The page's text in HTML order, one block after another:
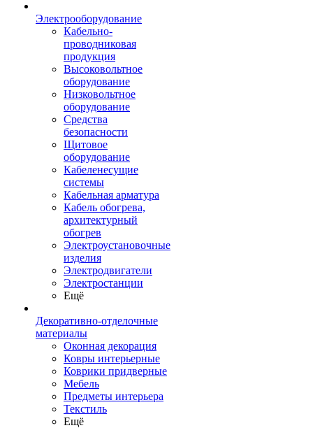
Электрооборудование
Кабельно-
проводниковая
продукция
Высоковольтное
оборудование
Низковольтное
оборудование
Средства
безопасности
Щитовое
оборудование
Кабеленесущие
системы
Кабельная арматура
Кабель обогрева,
архитектурный
обогрев
Электроустановочные
изделия
Электродвигатели
Электростанции
Ещё
Декоративно-отделочные
материалы
Оконная декорация
Ковры интерьерные
Коврики придверные
Мебель
Предметы интерьера
Текстиль
Ещё